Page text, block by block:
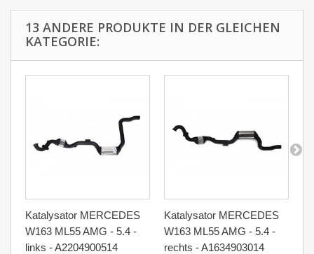
13 ANDERE PRODUKTE IN DER GLEICHEN
KATEGORIE:
Katalysator MERCEDES
W163 ML55 AMG - 5.4 -
links - A2204900514
Katalysator MERCEDES
W163 ML55 AMG - 5.4 -
rechts - A1634903014